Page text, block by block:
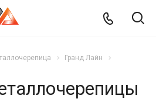
Гранд Лайн